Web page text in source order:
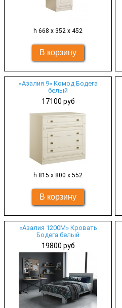
h 668 х 352 х 452
«Азалия 9» Комод Бодега
белый
17100 руб
h 815 х 800 х 552
«Азалия 1200М» Кровать
Бодега белый
19800 руб